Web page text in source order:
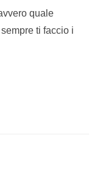
quale
ti faccio i